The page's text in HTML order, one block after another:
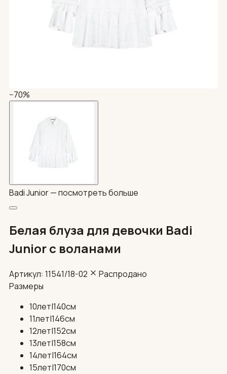
−70%
Badi Junior —посмотреть больше
Белая блуза для девочки Badi
Junior с воланами
Артикул: 11541/18-02
Распродано
Размеры
10лет|140см
11лет|146см
12лет|152см
13лет|158см
14лет|164см
15лет|170см